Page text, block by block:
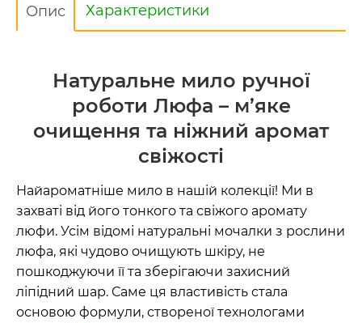
Опис Характеристики
Натуральне мило ручної
роботи Люфа – м’яке
очищення та ніжний аромат
свіжості
Найароматніше мило в нашій колекції! Ми в
захваті від його тонкого та свіжого аромату
люфи. Усім відомі натуральні мочалки з рослини
люфа, які чудово очищують шкіру, не
пошкоджуючи її та зберігаючи захисний
ліпідний шар. Саме ця властивість стала
основою формули, створеної технологами